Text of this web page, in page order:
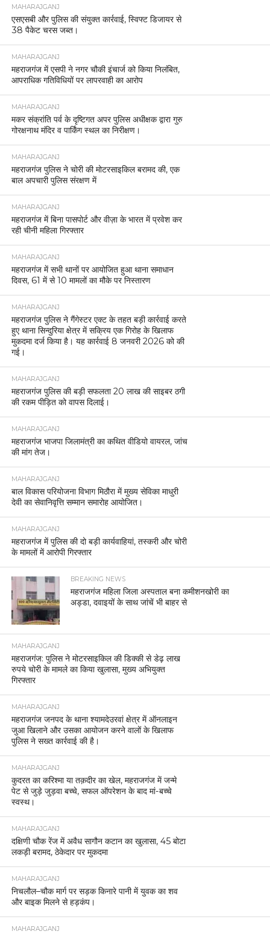
MAHARAJGANJ
एसएसबी और पुलिस की संयुक्त कार्रवाई, स्विफ्ट डिजायर से
38 पैकेट चरस जब्त।
MAHARAJGANJ
महराजगंज में एसपी ने नगर चौकी इंचार्ज को किया निलंबित,
आपराधिक गतिविधियों पर लापरवाही का आरोप
MAHARAJGANJ
मकर संक्रांति पर्व के दृष्टिगत अपर पुलिस अधीक्षक द्वारा गुरु
गोरक्षनाथ मंदिर व पार्किंग स्थल का निरीक्षण।
MAHARAJGANJ
महराजगंज पुलिस ने चोरी की मोटरसाइकिल बरामद की, एक
बाल अपचारी पुलिस संरक्षण में
MAHARAJGANJ
महराजगंज में बिना पासपोर्ट और वीज़ा के भारत में प्रवेश कर
रही चीनी महिला गिरफ्तार
MAHARAJGANJ
महराजगंज में सभी थानों पर आयोजित हुआ थाना समाधान
दिवस, 61 में से 10 मामलों का मौके पर निस्तारण
MAHARAJGANJ
महराजगंज पुलिस ने गैंगेस्टर एक्ट के तहत बड़ी कार्रवाई करते
हुए थाना सिन्दुरिया क्षेत्र में सक्रिय एक गिरोह के खिलाफ
मुकदमा दर्ज किया है। यह कार्रवाई 8 जनवरी 2026 को की
गई।
MAHARAJGANJ
महराजगंज पुलिस की बड़ी सफलता 20 लाख की साइबर ठगी
की रकम पीड़ित को वापस दिलाई।
MAHARAJGANJ
महराजगंज भाजपा जिलामंत्री का कथित वीडियो वायरल, जांच
की मांग तेज।
MAHARAJGANJ
बाल विकास परियोजना विभाग मिठौरा में मुख्य सेविका माधुरी
देवी का सेवानिवृत्ति सम्मान समारोह आयोजित।
MAHARAJGANJ
महराजगंज में पुलिस की दो बड़ी कार्यवाहियां, तस्करी और चोरी
के मामलों में आरोपी गिरफ्तार
BREAKING NEWS
महराजगंज महिला जिला अस्पताल बना कमीशनखोरी का
अड्डा, दवाइयों के साथ जांचें भी बाहर से
MAHARAJGANJ
महराजगंज: पुलिस ने मोटरसाइकिल की डिक्की से डेढ़ लाख
रुपये चोरी के मामले का किया खुलासा, मुख्य अभियुक्त
गिरफ्तार
MAHARAJGANJ
महराजगंज जनपद के थाना श्यामदेउरवां क्षेत्र में ऑनलाइन
जुआ खिलाने और उसका आयोजन करने वालों के खिलाफ
पुलिस ने सख्त कार्रवाई की है।
MAHARAJGANJ
कुदरत का करिश्मा या तक़दीर का खेल, महराजगंज में जन्मे
पेट से जुड़े जुड़वा बच्चे, सफल ऑपरेशन के बाद मां-बच्चे
स्वस्थ।
MAHARAJGANJ
दक्षिणी चौक रेंज में अवैध सागौन कटान का खुलासा, 45 बोटा
लकड़ी बरामद, ठेकेदार पर मुकदमा
MAHARAJGANJ
निचलौल–चौक मार्ग पर सड़क किनारे पानी में युवक का शव
और बाइक मिलने से हड़कंप।
MAHARAJGANJ